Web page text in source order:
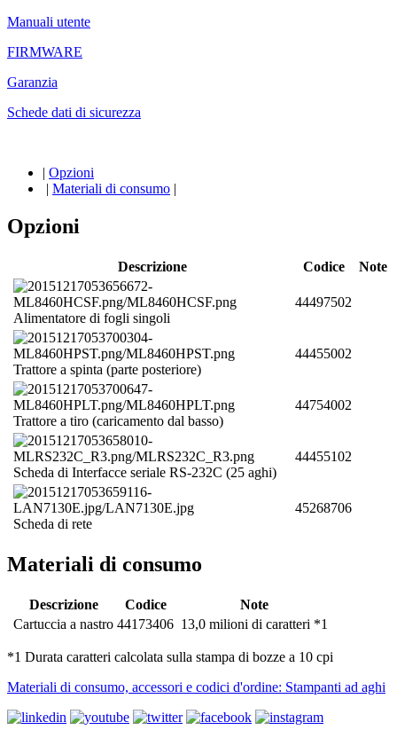
Manuali utente
FIRMWARE
Garanzia
Schede dati di sicurezza
| Opzioni
| Materiali di consumo |
Opzioni
Descrizione Codice Note
Alimentatore di fogli singoli
44497502
Trattore a spinta (parte posteriore)
44455002
Trattore a tiro (caricamento dal basso)
44754002
Scheda di Interfacce seriale RS-232C (25 aghi)
44455102
Scheda di rete
45268706
Materiali di consumo
Descrizione Codice
Note
Cartuccia a nastro 44173406 13,0 milioni di caratteri *1
*1 Durata caratteri calcolata sulla stampa di bozze a 10 cpi
Materiali di consumo, accessori e codici d'ordine: Stampanti ad aghi